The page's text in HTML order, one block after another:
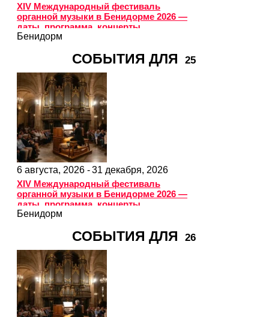
XIV Международный фестиваль
органной музыки в Бенидорме 2026 —
даты, программа, концерты
Бенидорм
СОБЫТИЯ ДЛЯ 25
6 августа, 2026 -31 декабря, 2026
XIV Международный фестиваль
органной музыки в Бенидорме 2026 —
даты, программа, концерты
Бенидорм
СОБЫТИЯ ДЛЯ 26